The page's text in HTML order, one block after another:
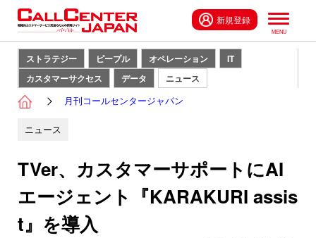
新規登録
ストラテジー ピープル オペレーション
IT
カスタマーサクセス
データ ニュース
月刊コールセンタージャパン
ニュース
TVer、カスタマーサポートにAI
エージェント『KARAKURI assis
t』を導入